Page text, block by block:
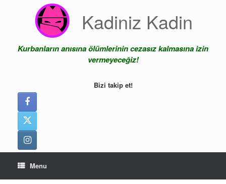
Kadiniz Kadin
Kurbanların anısına ölümlerinin cezasız kalmasına izin
vermeyeceğiz!
Bizi takip et!
Menu